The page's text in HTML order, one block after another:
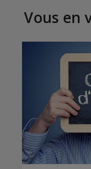
Vous en